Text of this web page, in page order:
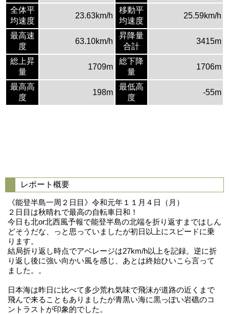
全体平
均速度
23.63km/h
移動平
均速度
25.59km/h
最高速
度
63.10km/h
昇降量
合計
3415m
総上昇
量
1709m
総下降
量
1706m
最高高
度
198m
最低高
度
-55m
レポート概要
《能登半島一周２日目》令和元年１１月４日（月）
２日目は秋晴れで最高の自転車日和！
今日も北or北西風予報で能登半島の北端を折り返すまではしん
どそうだな、っと思っていましたが初日以上にスピードに乗
ります。
結局折り返し時点でアベレージは27km/h以上を記録。逆に折
り返し後に強い向かい風を感じ、あとは終始ひいこら言って
ました。。
日本海は昨日に比べて多少荒れ気味で飛沫が道路の近くまで
飛んで来ることもありましたが青黒い海に黒っぽい岩礁のコ
ントラストが印象的でした。